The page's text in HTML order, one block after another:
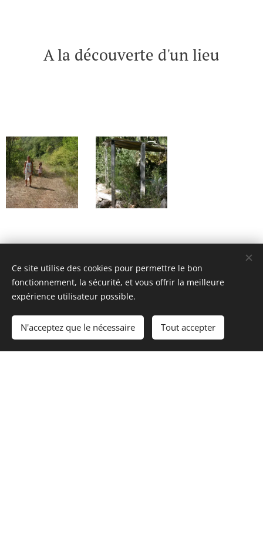
A la découverte d'un lieu
Nos premiers travaux
Ce site utilise des cookies pour permettre le bon
fonctionnement, la sécurité, et vous offrir la meilleure
expérience utilisateur possible.
N'acceptez que le nécessaire Tout accepter